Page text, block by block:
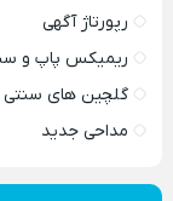
رپورتاژ آگهی
ریمیکس پاپ و
گلچین های سنتی
مداحی جدید